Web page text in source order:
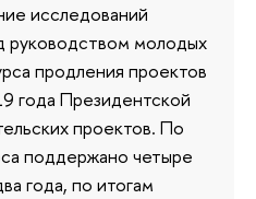
исследований
руководством молодых
продления проектов
года Президентской
проектов. По
поддержано четыре
года, по итогам